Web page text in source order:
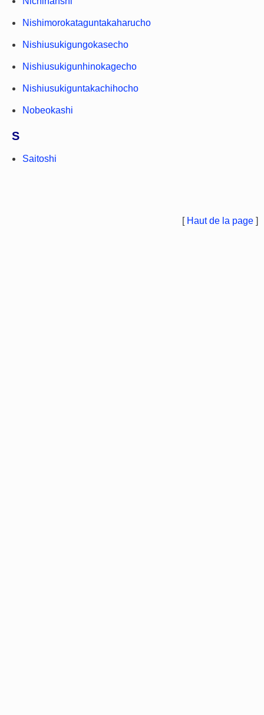
Nishimorokataguntakaharucho
Nishiusukigungokasecho
Nishiusukigunhinokagecho
Nishiusukiguntakachihocho
Nobeokashi
S
Saitoshi
[ Haut de la page ]